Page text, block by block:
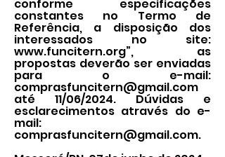
conforme especificações
constantes no Termo de
Referência, a disposição dos
interessados no site:
www.funcitern.org”, as
propostas deverão ser enviadas
para o e-mail:
comprasfuncitern@gmail.com
até 11/06/2024. Dúvidas e
esclarecimentos através do e-
mail:
comprasfuncitern@gmail.com.